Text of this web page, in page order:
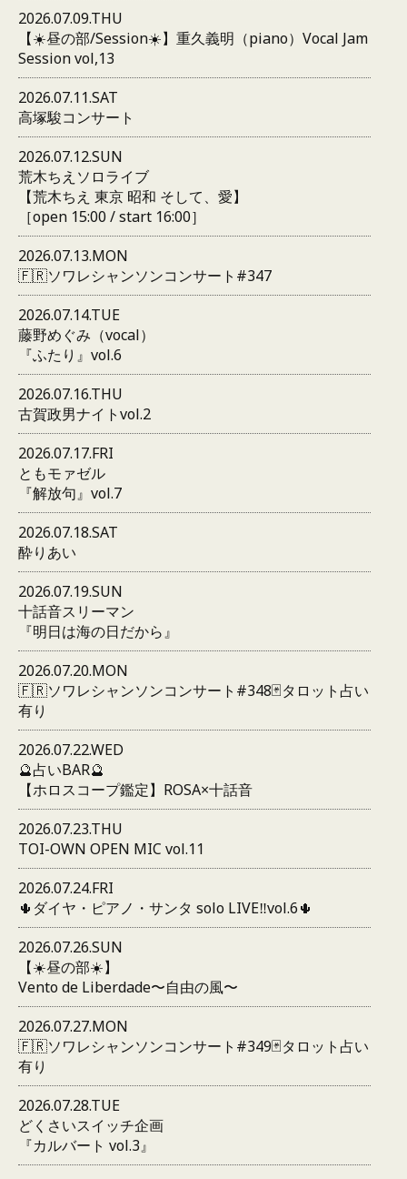
2026.07.09.THU
【☀️昼の部/Session☀️】重久義明（piano）Vocal Jam
Session vol,13
2026.07.11.SAT
高塚駿コンサート
2026.07.12.SUN
荒木ちえソロライブ
【荒木ちえ 東京 昭和 そして、愛】
［open 15:00 / start 16:00］
2026.07.13.MON
🇫🇷ソワレシャンソンコンサート#347
2026.07.14.TUE
藤野めぐみ（vocal）
『ふたり』vol.6
2026.07.16.THU
古賀政男ナイトvol.2
2026.07.17.FRI
ともモァゼル
『解放句』vol.7
2026.07.18.SAT
酔りあい
2026.07.19.SUN
十話音スリーマン
『明日は海の日だから』
2026.07.20.MON
🇫🇷ソワレシャンソンコンサート#348🃏タロット占い
有り
2026.07.22.WED
🔮占いBAR🔮
【ホロスコープ鑑定】ROSA×十話音
2026.07.23.THU
TOI-OWN OPEN MIC vol.11
2026.07.24.FRI
🌵ダイヤ・ピアノ・サンタ solo LIVE‼️vol.6🌵
2026.07.26.SUN
【☀️昼の部☀️】
Vento de Liberdade〜自由の風〜
2026.07.27.MON
🇫🇷ソワレシャンソンコンサート#349🃏タロット占い
有り
2026.07.28.TUE
どくさいスイッチ企画
『カルバート vol.3』